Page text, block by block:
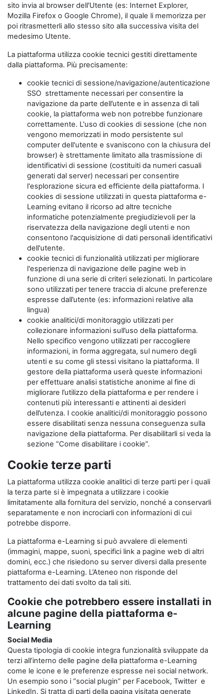
sito invia al browser dell'Utente (es: Internet Explorer,
Mozilla Firefox o Google Chrome), il quale li memorizza per
poi ritrasmetterli allo stesso sito alla successiva visita del
medesimo Utente.
La piattaforma utilizza cookie tecnici gestiti direttamente
dalla piattaforma. Più precisamente:
cookie tecnici di sessione/navigazione/autenticazione
SSO strettamente necessari per consentire la
navigazione da parte dell’utente e in assenza di tali
cookie, la piattaforma web non potrebbe funzionare
correttamente. L'uso di cookies di sessione (che non
vengono memorizzati in modo persistente sul
computer dell'utente e svaniscono con la chiusura del
browser) è strettamente limitato alla trasmissione di
identificativi di sessione (costituiti da numeri casuali
generati dal server) necessari per consentire
l'esplorazione sicura ed efficiente della piattaforma. I
cookies di sessione utilizzati in questa piattaforma e-
Learning evitano il ricorso ad altre tecniche
informatiche potenzialmente pregiudizievoli per la
riservatezza della navigazione degli utenti e non
consentono l'acquisizione di dati personali identificativi
dell'utente.
cookie tecnici di funzionalità utilizzati per migliorare
l'esperienza di navigazione delle pagine web in
funzione di una serie di criteri selezionati. In particolare
sono utilizzati per tenere traccia di alcune preferenze
espresse dall’utente (es: informazioni relative alla
lingua)
cookie analitici/di monitoraggio utilizzati per
collezionare informazioni sull’uso della piattaforma.
Nello specifico vengono utilizzati per raccogliere
informazioni, in forma aggregata, sul numero degli
utenti e su come gli stessi visitano la piattaforma. Il
gestore della piattaforma userà queste informazioni
per effettuare analisi statistiche anonime al fine di
migliorare l’utilizzo della piattaforma e per rendere i
contenuti più interessanti e attinenti ai desideri
dell’utenza. I cookie analitici/di monitoraggio possono
essere disabilitati senza nessuna conseguenza sulla
navigazione della piattaforma. Per disabilitarli si veda la
sezione “Come disabilitare i cookie”.
Cookie terze parti
La piattaforma utilizza cookie analitici di terze parti per i quali
la terza parte si è impegnata a utilizzare i cookie
limitatamente alla fornitura del servizio, nonché a conservarli
separatamente e non incrociarli con informazioni di cui
potrebbe disporre.
La piattaforma e-Learning si può avvalere di elementi
(immagini, mappe, suoni, specifici link a pagine web di altri
domini, ecc.) che risiedono su server diversi dalla presente
piattaforma e-Learning. L’Ateneo non risponde del
trattamento dei dati svolto da tali siti.
Cookie che potrebbero essere installati in
alcune pagine della piattaforma e-
Learning
Social Media
Questa tipologia di cookie integra funzionalità sviluppate da
terzi all’interno delle pagine della piattaforma e-Learning
come le icone e le preferenze espresse nei social network.
Un esempio sono i “social plugin” per Facebook, Twitter e
LinkedIn. Si tratta di parti della pagina visitata generate